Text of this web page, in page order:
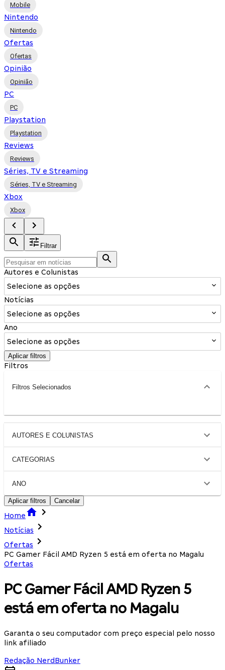
Mobile
Nintendo
Nintendo
Ofertas
Ofertas
Opinião
Opinião
PC
PC
Playstation
Playstation
Reviews
Reviews
Séries, TV e Streaming
Séries, TV e Streaming
Xbox
Xbox
Filtrar
Autores e Colunistas
Selecione as opções
Notícias
Selecione as opções
Ano
Selecione as opções
Aplicar filtros
Filtros
Filtros Selecionados
AUTORES E COLUNISTAS
CATEGORIAS
ANO
Aplicar filtros Cancelar
Home
Notícias
Ofertas
PC Gamer Fácil AMD Ryzen 5 está em oferta no Magalu
Ofertas
PC Gamer Fácil AMD Ryzen 5
está em oferta no Magalu
Garanta o seu computador com preço especial pelo nosso
link afiliado
Redação NerdBunker